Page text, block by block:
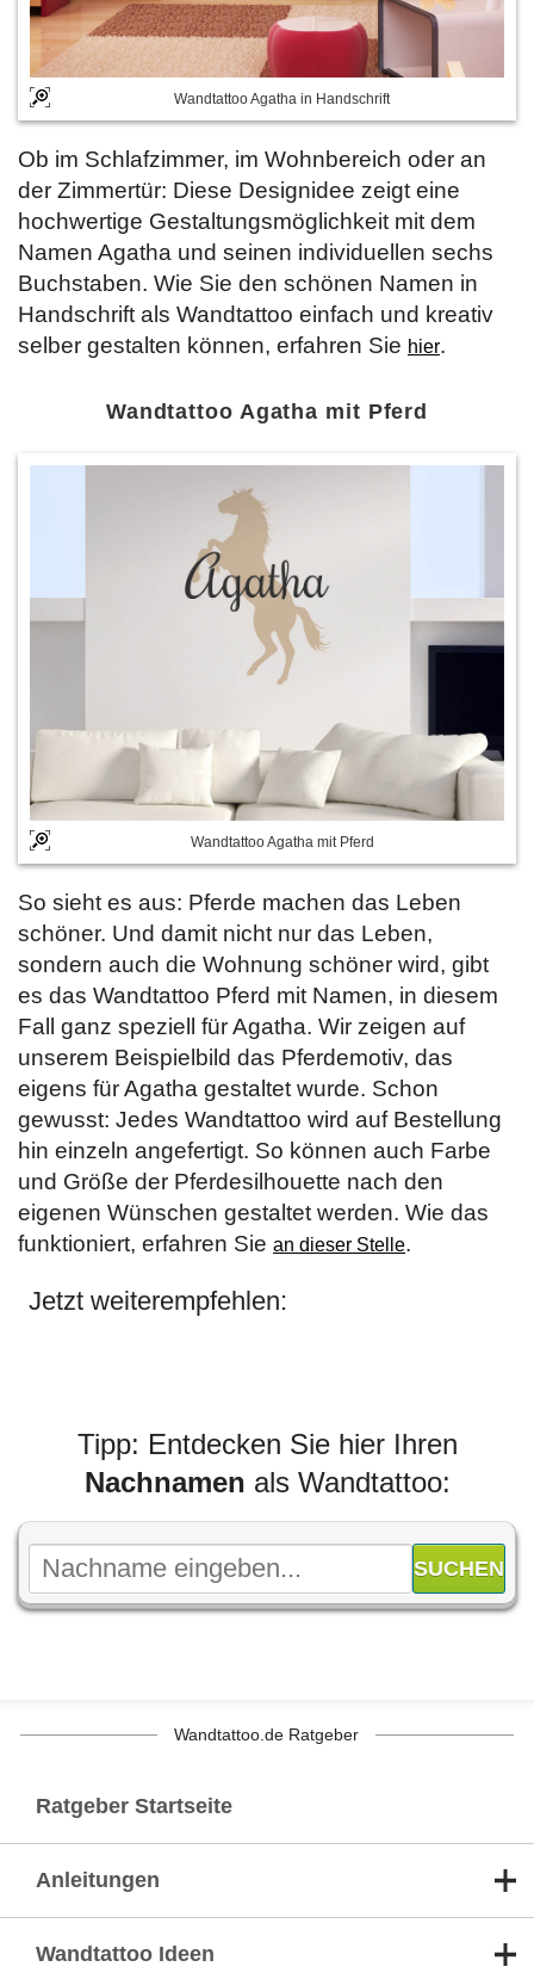
Wandtattoo Agatha in Handschrift
Ob im Schlafzimmer, im Wohnbereich oder an
der Zimmertür: Diese Designidee zeigt eine
hochwertige Gestaltungsmöglichkeit mit dem
Namen Agatha und seinen individuellen sechs
Buchstaben. Wie Sie den schönen Namen in
Handschrift als Wandtattoo einfach und kreativ
selber gestalten können, erfahren Sie hier.
Wandtattoo Agatha mit Pferd
Wandtattoo Agatha mit Pferd
So sieht es aus: Pferde machen das Leben
schöner. Und damit nicht nur das Leben,
sondern auch die Wohnung schöner wird, gibt
es das Wandtattoo Pferd mit Namen, in diesem
Fall ganz speziell für Agatha. Wir zeigen auf
unserem Beispielbild das Pferdemotiv, das
eigens für Agatha gestaltet wurde. Schon
gewusst: Jedes Wandtattoo wird auf Bestellung
hin einzeln angefertigt. So können auch Farbe
und Größe der Pferdesilhouette nach den
eigenen Wünschen gestaltet werden. Wie das
funktioniert, erfahren Sie an dieser Stelle.
Jetzt weiterempfehlen:
Tipp: Entdecken Sie hier Ihren
Nachnamen als Wandtattoo:
Wandtattoo.de Ratgeber
Ratgeber Startseite
Anleitungen
Wandtattoo Ideen